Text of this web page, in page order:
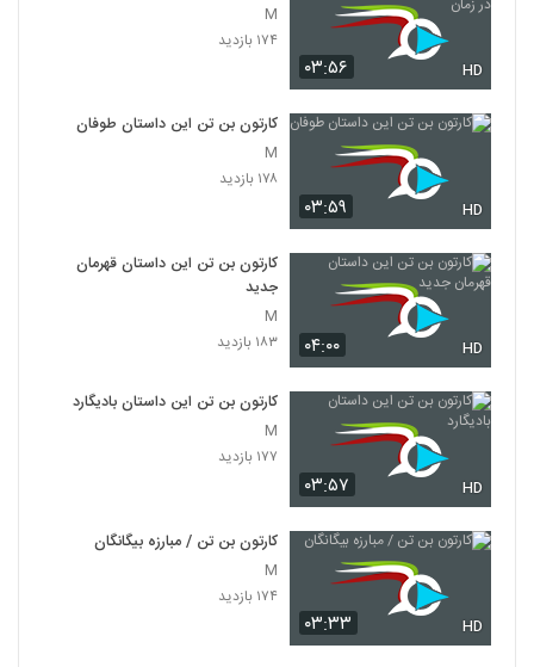
۰۳:۵۶ HD
M
۱۷۴ بازدید
۰۳:۵۹ HD
کارتون بن تن این داستان طوفان
M
۱۷۸ بازدید
۰۴:۰۰ HD
کارتون بن تن این داستان قهرمان
جدید
M
۱۸۳ بازدید
۰۳:۵۷ HD
کارتون بن تن این داستان بادیگارد
M
۱۷۷ بازدید
۰۳:۳۳ HD
کارتون بن تن / مبارزه بیگانگان
M
۱۷۴ بازدید